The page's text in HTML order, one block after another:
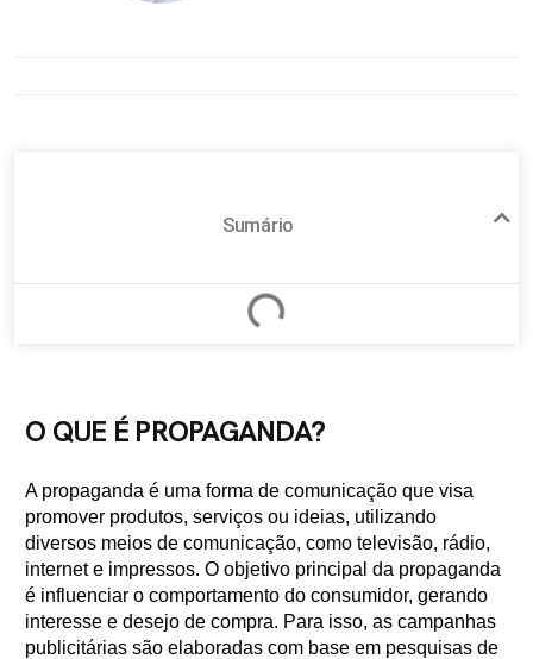
Sumário
O QUE É PROPAGANDA?
A propaganda é uma forma de comunicação que visa
promover produtos, serviços ou ideias, utilizando
diversos meios de comunicação, como televisão, rádio,
internet e impressos. O objetivo principal da propaganda
é influenciar o comportamento do consumidor, gerando
interesse e desejo de compra. Para isso, as campanhas
publicitárias são elaboradas com base em pesquisas de